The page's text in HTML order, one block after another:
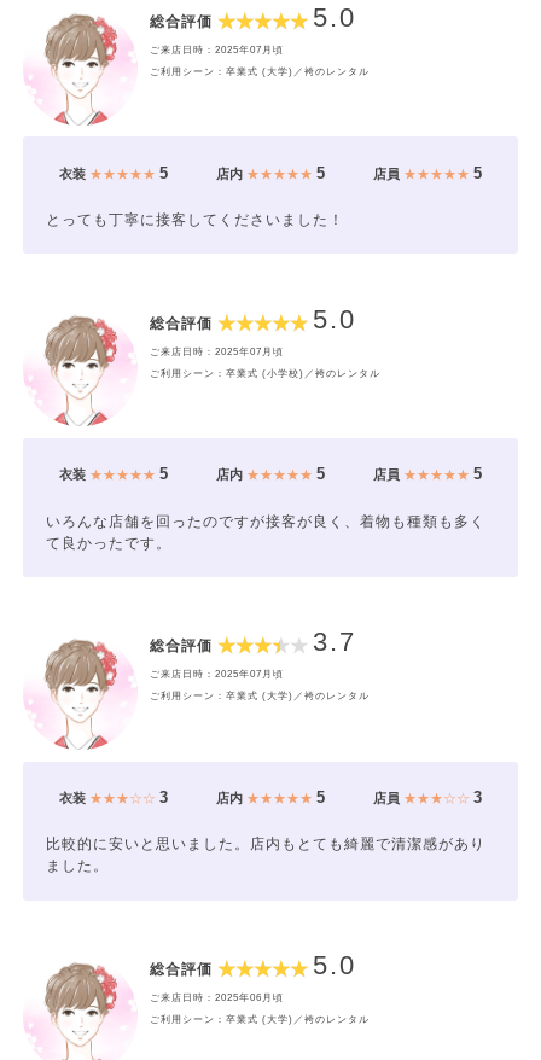
総合評価 5.0
ご来店日時：2025年07月頃
ご利用シーン：卒業式 (大学)／袴のレンタル
衣装★★★★★ 5 店内★★★★★ 5 店員 ★★★★★5
とっても丁寧に接客してくださいました！
総合評価 5.0
ご来店日時：2025年07月頃
ご利用シーン：卒業式 (小学校)／袴のレンタル
衣装★★★★★ 5 店内★★★★★ 5 店員 ★★★★★5
いろんな店舗を回ったのですが接客が良く、着物も種類も多く
て良かったです。
総合評価 3.7
ご来店日時：2025年07月頃
ご利用シーン：卒業式 (大学)／袴のレンタル
衣装★★★☆☆ 3 店内★★★★★ 5 店員 ★★★☆☆3
比較的に安いと思いました。店内もとても綺麗で清潔感があり
ました。
総合評価 5.0
ご来店日時：2025年06月頃
ご利用シーン：卒業式 (大学)／袴のレンタル